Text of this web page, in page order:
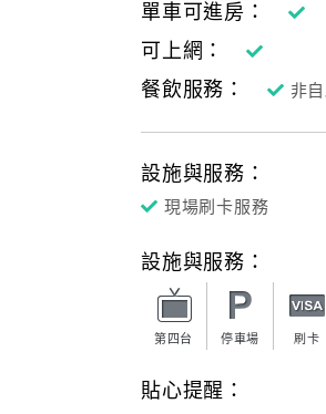
單車可進房：
可上網：
餐飲服務：
非
設施與服務：
現場刷卡服務
設施與服務：
第四台 停車場 刷卡
貼心提醒：